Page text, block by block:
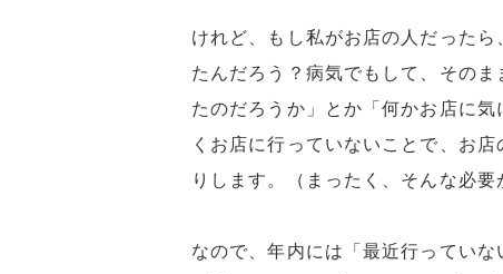
けれど、もし私がお店の人だった
たんだろう？病気でもして、その
たのだろうか」とか「何かお店に
くお店に行っていないことで、お
りします。（まったく、そんな必要
なので、年内には「最近行ってい